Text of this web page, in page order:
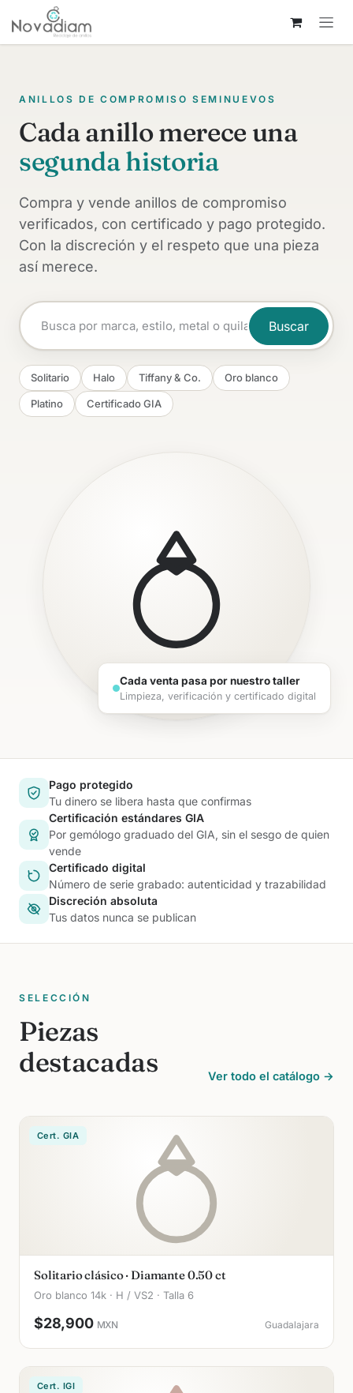
Ir al contenido
ANILLOS DE COMPROMISO SEMINUEVOS
Cada anillo merece una
segunda historia
Compra y vende anillos de compromiso
verificados, con certificado y pago protegido.
Con la discreción y el respeto que una pieza
así merece.
Buscar
Solitario Halo Tiffany & Co. Oro blanco
Platino Certificado GIA
Cada venta pasa por nuestro taller
Limpieza, verificación y certificado digital
Pago protegido
Tu dinero se libera hasta que confirmas
Certificación estándares GIA
Por gemólogo graduado del GIA, sin el sesgo de quien
vende
Certificado digital
Número de serie grabado: autenticidad y trazabilidad
Discreción absoluta
Tus datos nunca se publican
SELECCIÓN
Piezas
destacadas
Ver todo el catálogo →
Cert. GIA
Solitario clásico · Diamante 0.50 ct
Oro blanco 14k · H / VS2 · Talla 6
$28,900 MXN Guadalajara
Cert. IGI